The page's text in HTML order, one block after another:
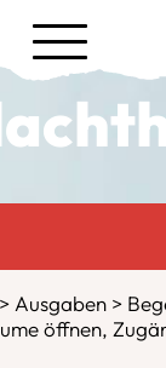
Ausgaben
öffnen,